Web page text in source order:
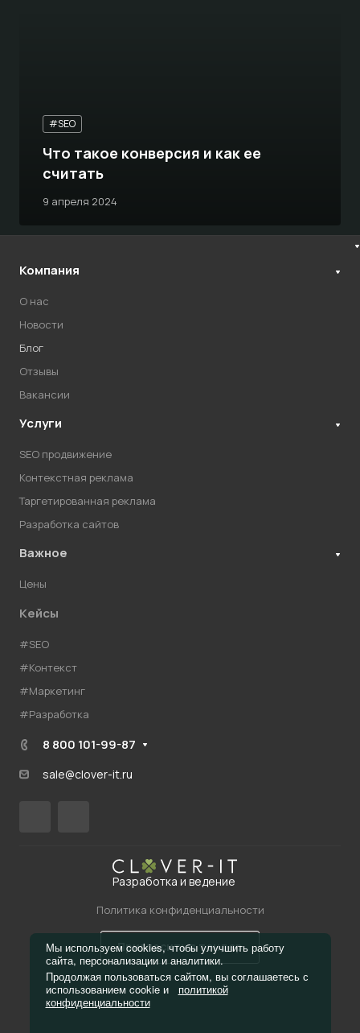
#SEO
9 апреля 2024
Что такое конверсия и как ее
считать
Компания
О нас
Новости
Блог
Отзывы
Вакансии
Услуги
SEO продвижение
Контекстная реклама
Таргетированная реклама
Разработка сайтов
Важное
Цены
Кейсы
#SEO
#Контекст
#Маркетинг
#Разработка
8 800 101-99-87
sale@clover-it.ru
Пригласить в тендер
Политика конфиденциальности
Разработка и ведение
Мы используем cookies, чтобы улучшить работу
сайта, персонализации и аналитики.
Продолжая пользоваться сайтом, вы соглашаетесь с
использованием cookie и
политикой
конфиденциальности